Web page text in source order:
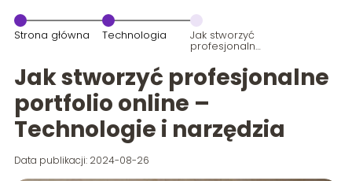
Strona główna Technologia Jak stworzyć
profesjonalne
portfolio
online –
Technologie i
narzędzia
Jak stworzyć profesjonalne
portfolio online –
Technologie i narzędzia
Data publikacji: 2024-08-26